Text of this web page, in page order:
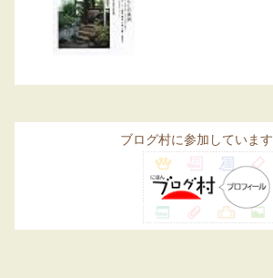
ブログ村に参加しています